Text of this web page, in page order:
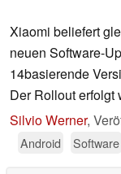
Xiaomi beliefert
neuen Software-
14basierende
Der Rollout erfolgt
Silvio Werner,
Android
Software